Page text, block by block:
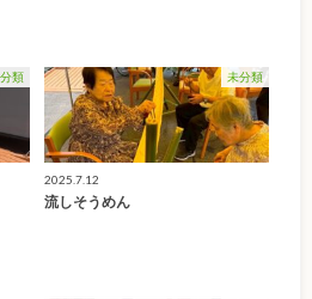
類 未分類
2025.7.12
流しそうめん